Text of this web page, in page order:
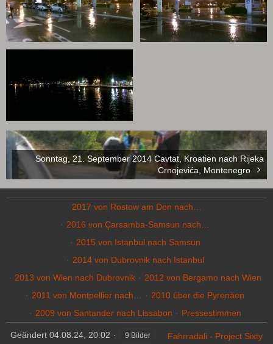
Sonntag, 21. September 2014 Cavtat, Kroatien nach Rijeka
Crnojevića, Montenegro
2017 von Rostow am Don nach…
2016 von Çarsamba-Samsun nach…
2015 von Istanbul nach Samsun
2014 von Dubrovnik nach Istanbul
2013 von Wien nach Dubrovnik
2012 von Bergamo nach Wien
2011 von Montpellier nach…
2010 über die Pyrenäen
2009 von Santander nach Lissabon
Pressestimmen
Geändert 04.08.24, 20:02 9 Bilder Fahrradali - Project Sixty